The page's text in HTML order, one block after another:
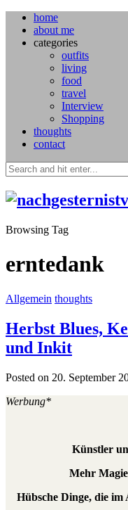
home
about me
categories
outfits
living
food
travel
Interview
Shopping
thoughts
contact
Browsing Tag
erntedank
Allgemein thoughts
Herbst Blues,
und Inkit
Posted on 20. September
Werbung*
Künstler
Mehr
Hübsche Dinge, die